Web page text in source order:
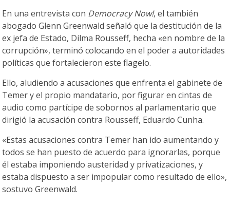
En una entrevista con Democracy Now!, el también
abogado Glenn Greenwald señaló que la destitución de la
ex jefa de Estado, Dilma Rousseff, hecha «en nombre de la
corrupción», terminó colocando en el poder a autoridades
políticas que fortalecieron este flagelo.
Ello, aludiendo a acusaciones que enfrenta el gabinete de
Temer y el propio mandatario, por figurar en cintas de
audio como partícipe de sobornos al parlamentario que
dirigió la acusación contra Rousseff, Eduardo Cunha.
«Estas acusaciones contra Temer han ido aumentando y
todos se han puesto de acuerdo para ignorarlas, porque
él estaba imponiendo austeridad y privatizaciones, y
estaba dispuesto a ser impopular como resultado de ello»,
sostuvo Greenwald.